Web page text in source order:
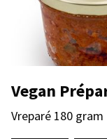
Vegan
Vreparé 180 gram